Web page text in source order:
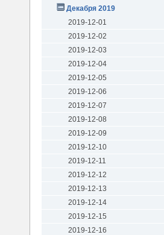
Декабря 2019
2019-12-01
2019-12-02
2019-12-03
2019-12-04
2019-12-05
2019-12-06
2019-12-07
2019-12-08
2019-12-09
2019-12-10
2019-12-11
2019-12-12
2019-12-13
2019-12-14
2019-12-15
2019-12-16